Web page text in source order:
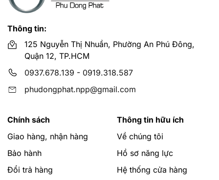
Thông tin:
125 Nguyễn Thị Nhuần, Phường An Phú Đông,
Quận 12, TP.HCM
0937.678.139 - 0919.318.587
phudongphat.npp@gmail.com
Chính sách
Giao hàng, nhận hàng
Bảo hành
Đổi trả hàng
Thông tin hữu ích
Về chúng tôi
Hồ sơ năng lực
Hệ thống cửa hàng